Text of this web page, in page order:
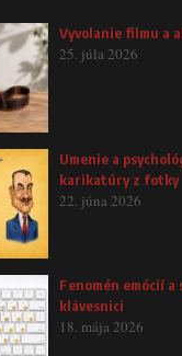
Vyvolanie filmu a
25. júla 2026
Umenie a
karikatúry z fotky
22. júna 2026
Fenomén emócií a
klávesnici
18. mája 2026